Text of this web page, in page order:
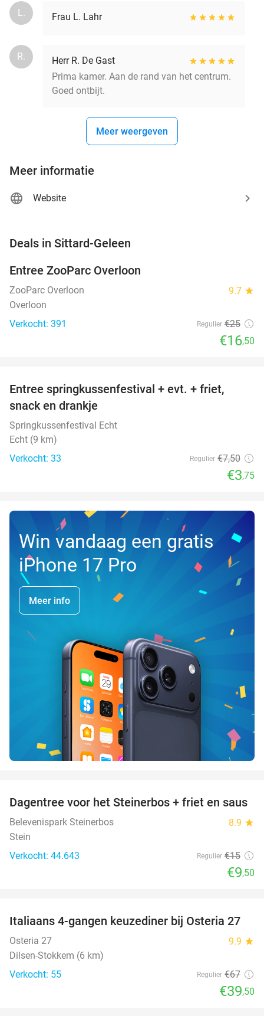
L. Frau L. Lahr
R.
Herr R. De Gast
Prima kamer. Aan de rand van het centrum.
Goed ontbijt.
Meer weergeven
Meer informatie
Website
Deals in Sittard-Geleen
TODAY
Entree ZooParc Overloon
ZooParc Overloon 9.7 star
Overloon
Verkocht: 391
Regulier €25
€16,50
TODAY
Entree springkussenfestival + evt. + friet,
snack en drankje
Springkussenfestival Echt
Echt (9 km)
Verkocht: 33
Regulier €7,50
€3,75
Win vandaag een gratis
iPhone 17 Pro
Meer info
37%
Dagentree voor het Steinerbos + friet en saus
Belevenispark Steinerbos 8.9 star
Stein
Verkocht: 44.643
Regulier €15
€9,50
41%
Italiaans 4-gangen keuzediner bij Osteria 27
Osteria 27 9.9 star
Dilsen-Stokkem (6 km)
Verkocht: 55
Regulier €67
€39,50